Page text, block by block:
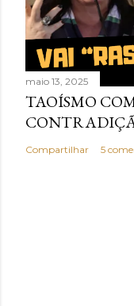
maio 13, 2025
TAOÍSMO
Compartilhar 5